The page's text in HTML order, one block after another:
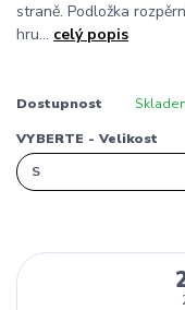
straně. Podložka
hru... celý popis
Dostupnost
VYBERTE - Velikost